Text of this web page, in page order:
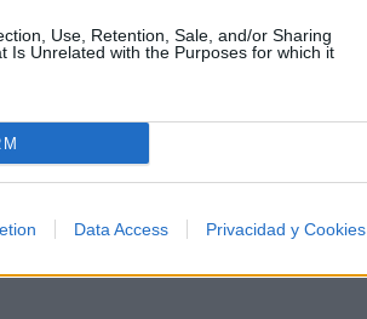
Use, Retention, Sale, and/or Sharing
Is Unrelated with the Purposes for which it
Data Access Privacidad y Cookies
sus índices de popularidad